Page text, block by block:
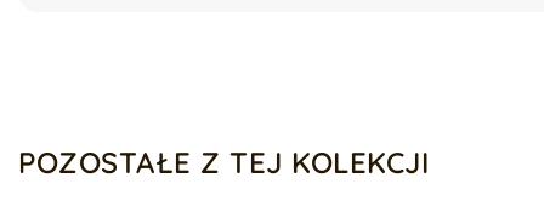
POZOSTAŁE Z TEJ KOLEKCJI